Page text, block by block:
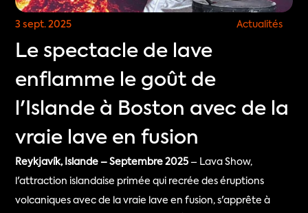
3 sept. 2025 Actualités
Le spectacle de lave
enflamme le goût de
l'Islande à Boston avec de la
vraie lave en fusion
Reykjavík, Islande – Septembre 2025 – Lava Show,
l'attraction islandaise primée qui recrée des éruptions
volcaniques avec de la vraie lave en fusion, s'apprête à